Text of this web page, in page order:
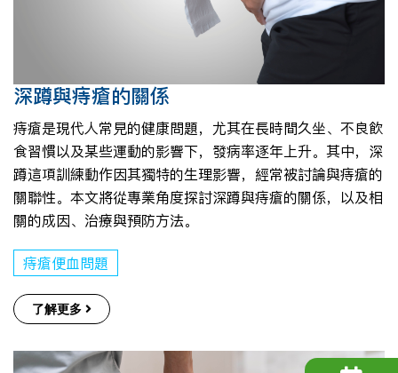
深蹲與痔瘡的關係
痔瘡是現代人常見的健康問題，尤其在長時間久坐、不良飲
食習慣以及某些運動的影響下，發病率逐年上升。其中，深
蹲這項訓練動作因其獨特的生理影響，經常被討論與痔瘡的
關聯性。本文將從專業角度探討深蹲與痔瘡的關係，以及相
關的成因、治療與預防方法。
痔瘡便血問題
了解更多